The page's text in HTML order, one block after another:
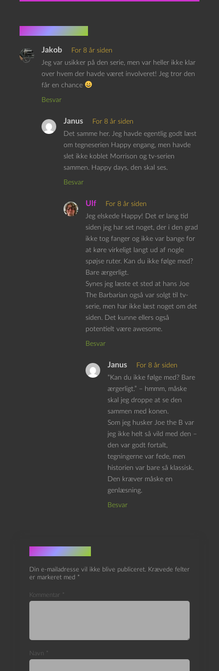
4 kommentarer
Jakob
For 8 år siden
Jeg var usikker på den serie, men var heller ikke klar
over hvem der havde været involveret! Jeg tror den
får en chance
Besvar
Janus
For 8 år siden
Det samme her. Jeg havde egentlig godt læst
om tegneserien Happy engang, men havde
slet ikke koblet Morrison og tv-serien
sammen. Happy days, den skal ses.
Besvar
Ulf
For 8 år siden
Jeg elskede Happy! Det er lang tid
siden jeg har set noget, der i den grad
ikke tog fanger og ikke var bange for
at køre virkeligt langt ud af nogle
spøjse ruter. Kan du ikke følge med?
Bare ærgerligt.
Synes jeg læste et sted at hans Joe
The Barbarian også var solgt til tv-
serie, men har ikke læst noget om det
siden. Det kunne ellers også
potentielt være awesome.
Besvar
Janus
For 8 år siden
“Kan du ikke følge med? Bare
ærgerligt.” – hmmm, måske
skal jeg droppe at se den
sammen med konen.
Som jeg husker Joe the B var
jeg ikke helt så vild med den –
den var godt fortalt,
tegningerne var fede, men
historien var bare så klassisk.
Den kræver måske en
genlæsning.
Besvar
Skriv et svar
Din e-mailadresse vil ikke blive publiceret. Krævede felter
er markeret med *
Kommentar *
Navn *